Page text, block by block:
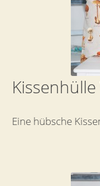
Eine hübsche